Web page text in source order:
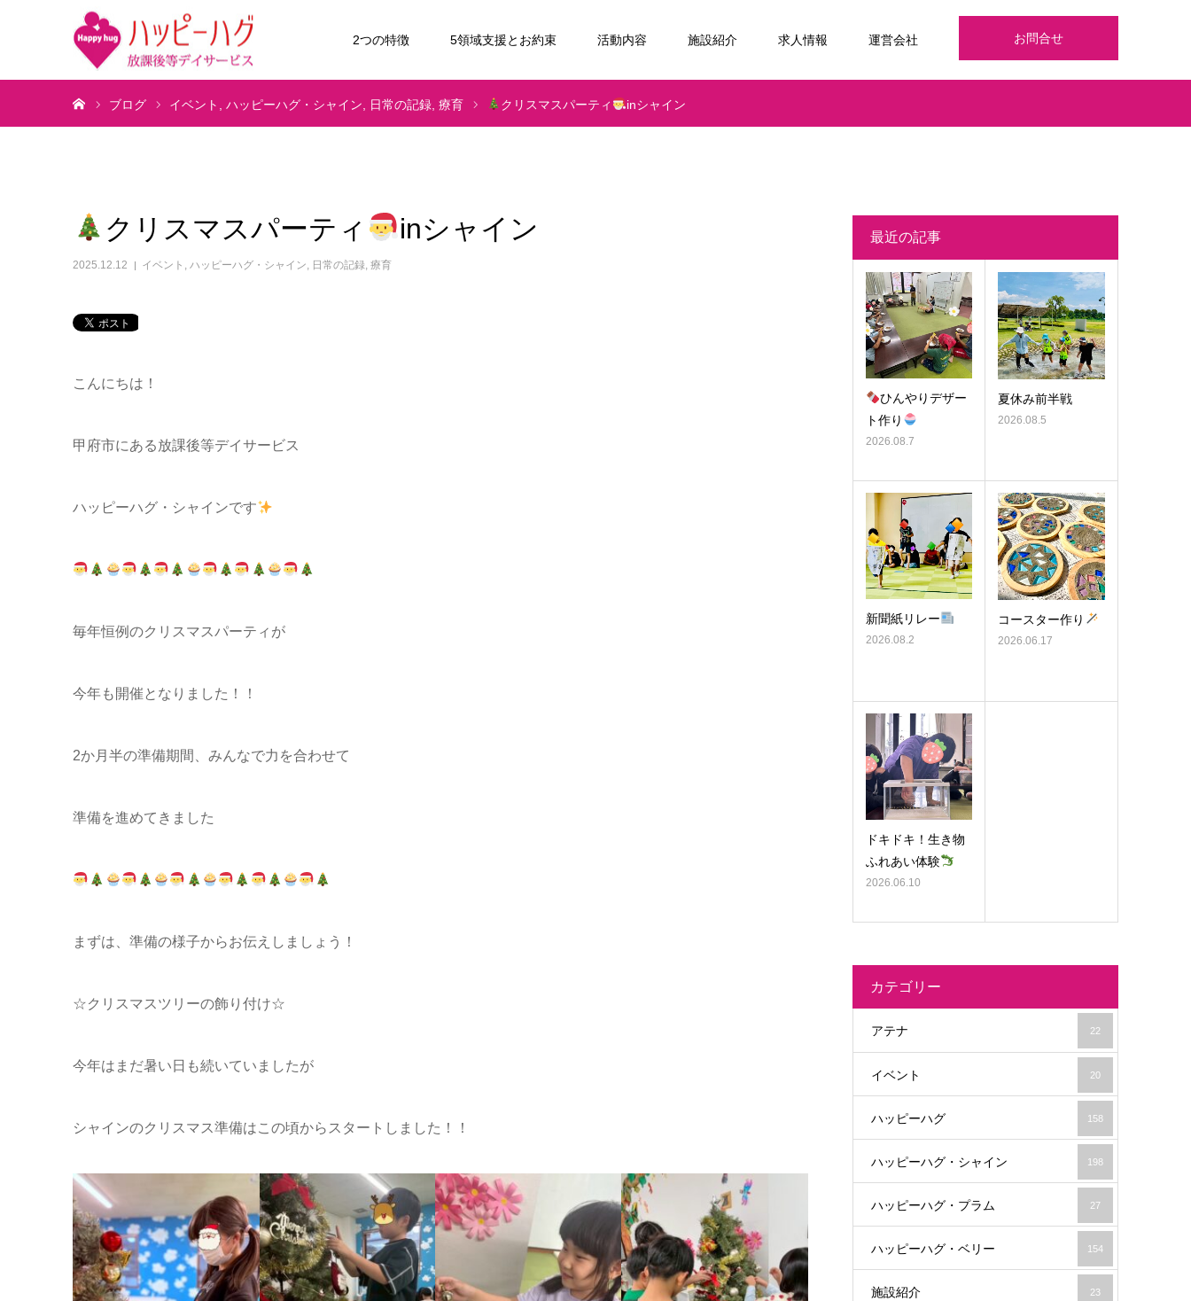
お問合せ
2つの特徴 5領域支援とお約束 活動内容 施設紹介 求人情報 運営会社
ブログ イベント ハッピーハグ・シャイン 日常の記録 療育 クリスマスパーティ inシャイン
クリスマスパーティ inシャイン
2025.12.12 イベント , ハッピーハグ・シャイン, 日常の記録, 療育
こんにちは！
甲府市にある放課後等デイサービス
ハッピーハグ・シャインです
毎年恒例のクリスマスパーティが
今年も開催となりました！！
2か月半の準備期間、みんなで力を合わせて
準備を進めてきました
まずは、準備の様子からお伝えしましょう！
☆クリスマスツリーの飾り付け☆
今年はまだ暑い日も続いていましたが
シャインのクリスマス準備はこの頃からスタートしました！！
最近の記事
ひんやりデザー
ト作り
2026.08.7
夏休み前半戦
2026.08.5
新聞紙リレー
2026.08.2
コースター作り
2026.06.17
ドキドキ！生き物
ふれあい体験
2026.06.10
カテゴリー
アテナ 22
イベント 20
ハッピーハグ 158
ハッピーハグ・シャイン 198
ハッピーハグ・プラム 27
ハッピーハグ・ベリー 154
施設紹介 23